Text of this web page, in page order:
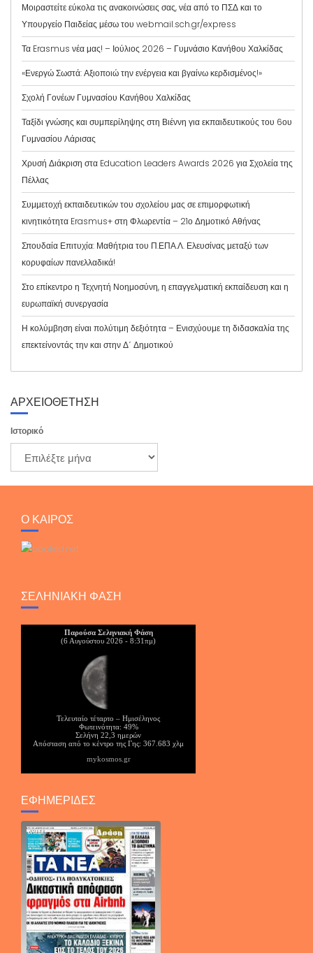
Μοιραστείτε εύκολα τις ανακοινώσεις σας, νέα από το ΠΣΔ και το
Υπουργείο Παιδείας μέσω του webmail.sch.gr/express
Τα Erasmus νέα μας! – Ιούλιος 2026 – Γυμνάσιο Κανήθου Χαλκίδας
«Ενεργώ Σωστά: Αξιοποιώ την ενέργεια και βγαίνω κερδισμένος!»
Σχολή Γονέων Γυμνασίου Κανήθου Χαλκίδας
Ταξίδι γνώσης και συμπερίληψης στη Βιέννη για εκπαιδευτικούς του 6ου
Γυμνασίου Λάρισας
Χρυσή Διάκριση στα Education Leaders Awards 2026 για Σχολεία της
Πέλλας
Συμμετοχή εκπαιδευτικών του σχολείου μας σε επιμορφωτική
κινητικότητα Erasmus+ στη Φλωρεντία – 21ο Δημοτικό Αθήνας
Σπουδαία Επιτυχία: Μαθήτρια του Π.ΕΠΑ.Λ. Ελευσίνας μεταξύ των
κορυφαίων πανελλαδικά!
Στο επίκεντρο η Τεχνητή Νοημοσύνη, η επαγγελματική εκπαίδευση και η
ευρωπαϊκή συνεργασία
Η κολύμβηση είναι πολύτιμη δεξιότητα – Ενισχύουμε τη διδασκαλία της
επεκτείνοντάς την και στην Δ΄ Δημοτικού
ΑΡΧΕΙΟΘΕΤΗΣΗ
Ιστορικό
Ο ΚΑΙΡΟΣ
ΣΕΛΗΝΙΑΚΉ ΦΆΣΗ
Παρούσα Σεληνιακή Φάση
(6 Αυγούστου 2026 - 8:31πμ)
Τελευταίο τέταρτο – Ημισέληνος
Φωτεινότητα: 49%
Σελήνη 22,3 ημερών
Απόσταση από το κέντρο της Γης: 367.683 χλμ
mykosmos.gr
ΕΦΗΜΕΡΙΔΕΣ